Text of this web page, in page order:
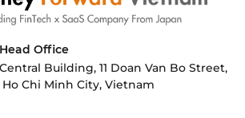
Head Office
Building, 11 Doan Van Bo Street,
Chi Minh City, Vietnam